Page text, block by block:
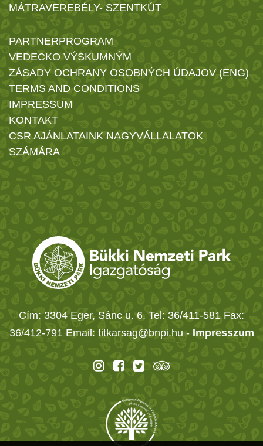
MÁTRAVEREBÉLY- SZENTKÚT
PARTNERPROGRAM
VEDECKO VÝSKUMNÝM
ZÁSADY OCHRANY OSOBNÝCH ÚDAJOV (ENG)
TERMS AND CONDITIONS
IMPRESSUM
KONTAKT
CSR AJÁNLATAINK NAGYVÁLLALATOK
SZÁMÁRA
Cím: 3304 Eger, Sánc u. 6. Tel: 36/411-581 Fax:
36/412-791 Email: titkarsag@bnpi.hu - Impresszum